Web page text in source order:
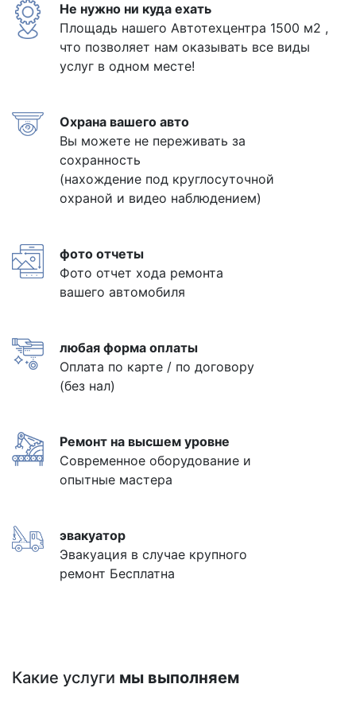
Не нужно ни куда ехать
Площадь нашего Автотехцентра 1500 м2 ,
что позволяет нам оказывать все виды
услуг в одном месте!
Охрана вашего авто
Вы можете не переживать за
сохранность
(нахождение под круглосуточной
охраной и видео наблюдением)
фото отчеты
Фото отчет хода ремонта
вашего автомобиля
любая форма оплаты
Оплата по карте / по договору
(без нал)
Ремонт на высшем уровне
Современное оборудование и
опытные мастера
эвакуатор
Эвакуация в случае крупного
ремонт Бесплатна
Какие услуги мы выполняем